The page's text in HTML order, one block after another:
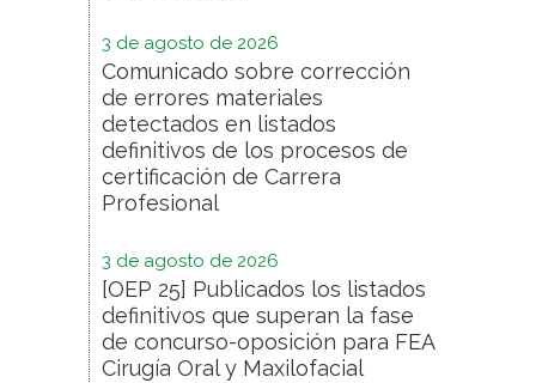
3 de agosto de 2026
Comunicado sobre corrección
de errores materiales
detectados en listados
definitivos de los procesos de
certificación de Carrera
Profesional
3 de agosto de 2026
[OEP 25] Publicados los listados
definitivos que superan la fase
de concurso-oposición para FEA
Cirugía Oral y Maxilofacial